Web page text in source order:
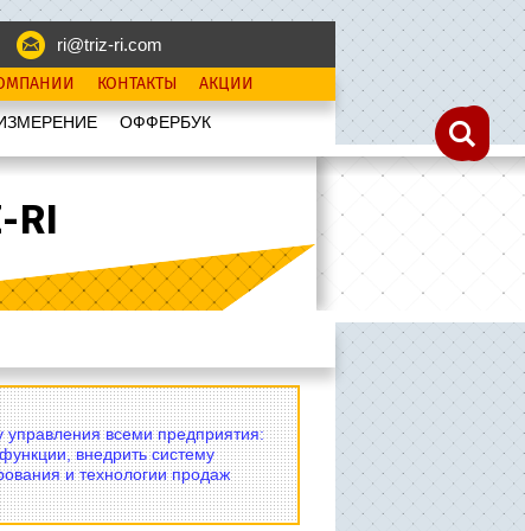
ri@triz-ri.com
КОНТАКТЫ АКЦИИ
OФФЕРБУК
RI
управления всеми предприятия:
внедрить систему
и технологии продаж